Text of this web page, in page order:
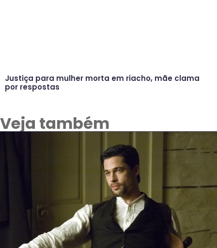
Justiça para mulher morta em riacho, mãe clama
por respostas
Veja também